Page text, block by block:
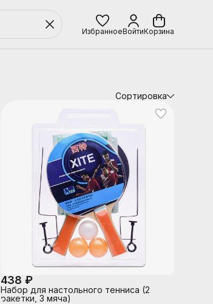
ИзбранноеВойтиКорзина
Сортировка
438 ₽
Набор для настольного тенниса (2
ракетки, 3 мяча)